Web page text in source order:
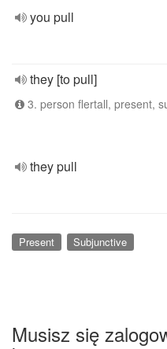
you pull
they [to pull]
3. person flertall, present,
they pull
Present Subjunctive
Musisz się